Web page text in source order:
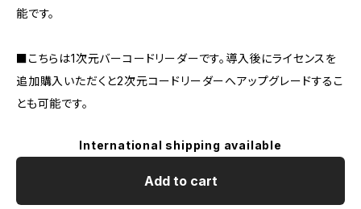
能です。
■こちらは1次元バーコードリーダーです。導入後にライセンスを
追加購入いただくと2次元コードリーダーへアップグレードするこ
とも可能です。
International shipping available
Add to cart